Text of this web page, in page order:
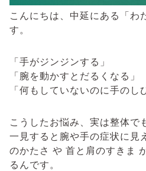
こんにちは、中延にある「わ
す。
「手がジンジンする」
「腕を動かすとだるくなる」
「何もしていないのに手のし
こうしたお悩み、実は整体で
一見すると腕や手の症状に見
のかたさ や 首と肩のすきま
るんです。